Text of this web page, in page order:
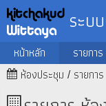
ระบ
หน้าหลัก
รายกา
ห้องประชุม
รายการ